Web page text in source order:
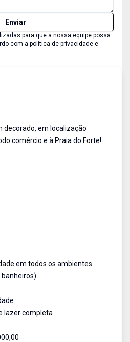
Enviar
para que a nossa equipe possa
com a política de privacidade e
em localização
comércio e à Praia do Forte!
em todos os ambientes
lazer completa